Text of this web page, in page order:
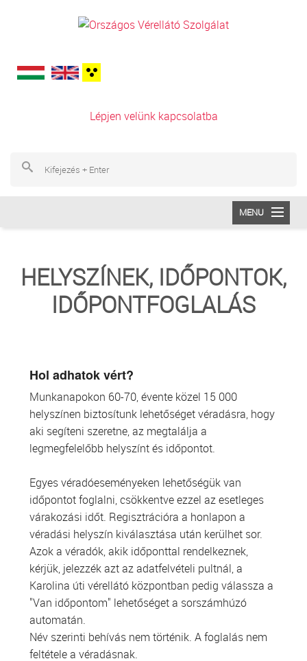
Lépjen velünk kapcsolatba
MENU
VÉRADÁS
ŐSSEJT DONÁCIÓ
VÁRÓLISTÁK
HELYSZÍNEK, IDŐPONTOK,
IDŐPONTFOGLALÁS
Hol adhatok vért?
Munkanapokon 60-70, évente közel 15 000
helyszínen biztosítunk lehetőséget véradásra, hogy
aki segíteni szeretne, az megtalálja a
legmegfelelőbb helyszínt és időpontot.
Egyes véradóeseményeken lehetőségük van
időpontot foglalni, csökkentve ezzel az esetleges
várakozási időt. Regisztrációra a honlapon a
véradási helyszín kiválasztása után kerülhet sor.
Azok a véradók, akik időponttal rendelkeznek,
kérjük, jelezzék azt az adatfelvételi pultnál, a
Karolina úti vérellátó központban pedig válassza a
"Van időpontom" lehetőséget a sorszámhúzó
automatán.
Név szerinti behívás nem történik. A foglalás nem
feltétele a véradásnak.